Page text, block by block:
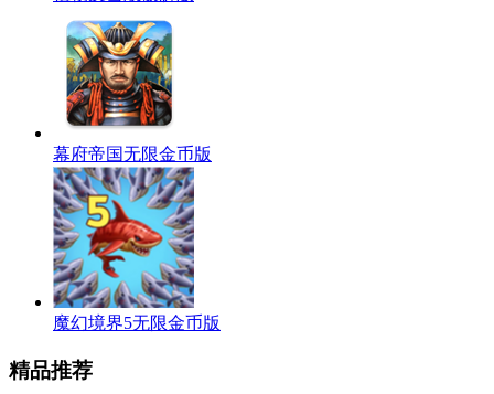
幕府帝国无限金币版
魔幻境界5无限金币版
精品推荐